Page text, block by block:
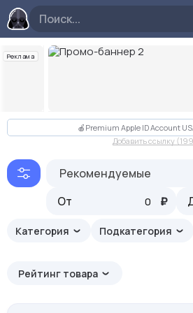
Реклама
Слайд 2 из 10
🍎Premium Apple ID Account
Добавить ссылку
Рекомендуемые
От
₽
Категория Подкатегория
Рейтинг товара